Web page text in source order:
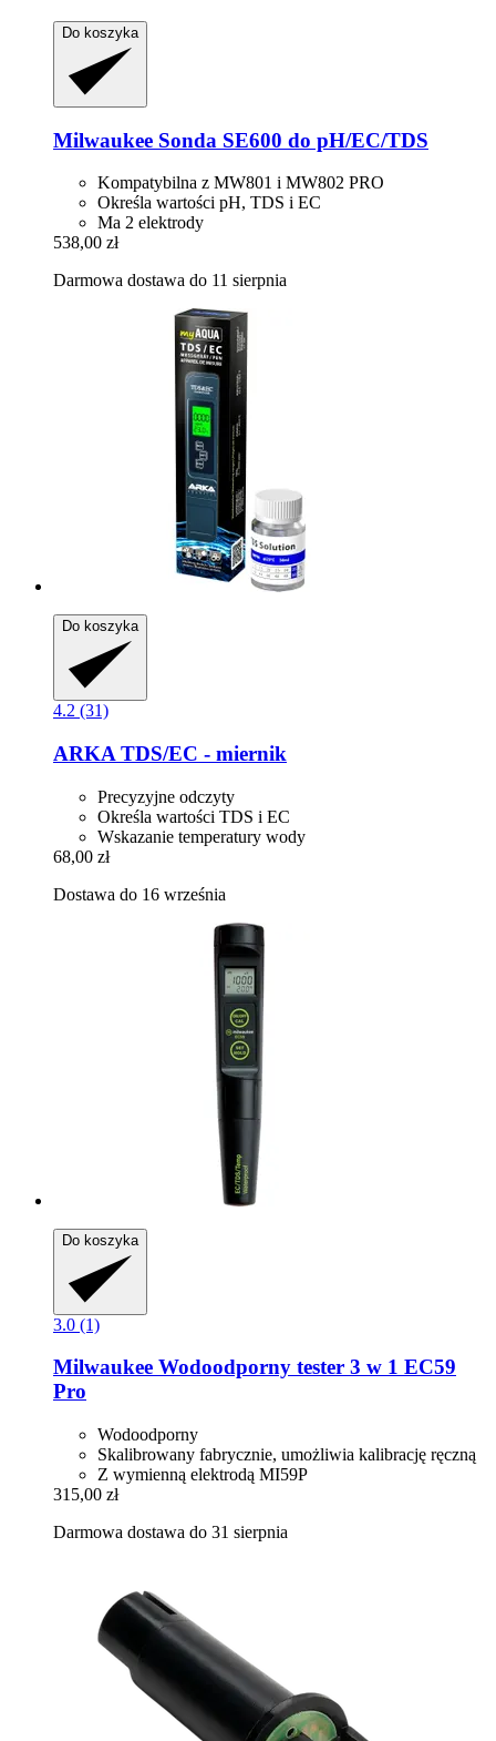
Do koszyka
Milwaukee Sonda SE600 do pH/EC/TDS
Kompatybilna z MW801 i MW802 PRO
Określa wartości pH, TDS i EC
Ma 2 elektrody
538,00 zł
Darmowa dostawa do 11 sierpnia
Do koszyka
4.2 (31)
ARKA TDS/EC -​ miernik
Precyzyjne odczyty
Określa wartości TDS i EC
Wskazanie temperatury wody
68,00 zł
Dostawa do 16 września
Do koszyka
3.0 (1)
Milwaukee Wodoodporny tester 3 w 1 EC59
Pro
Wodoodporny
Skalibrowany fabrycznie, umożliwia kalibrację ręczną
Z wymienną elektrodą MI59P
315,00 zł
Darmowa dostawa do 31 sierpnia